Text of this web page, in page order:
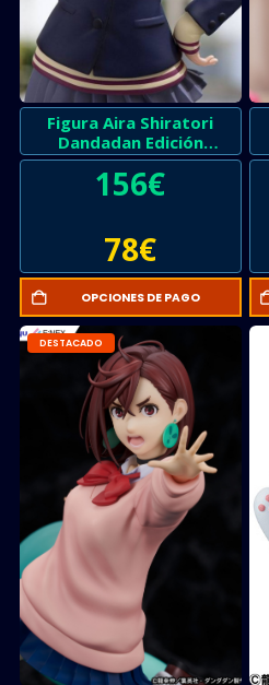
Figura Aira Shiratori
Dandadan Edición
Limitada
156€
78€
OPCIONES DE PAGO
DESTACADO